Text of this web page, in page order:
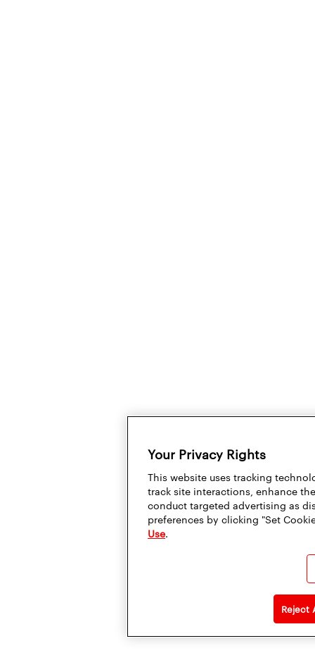
Your Privacy Rights
This website uses tracking
track site interactions, enhance
conduct targeted advertising as
preferences by clicking "Set
Use.
Reject